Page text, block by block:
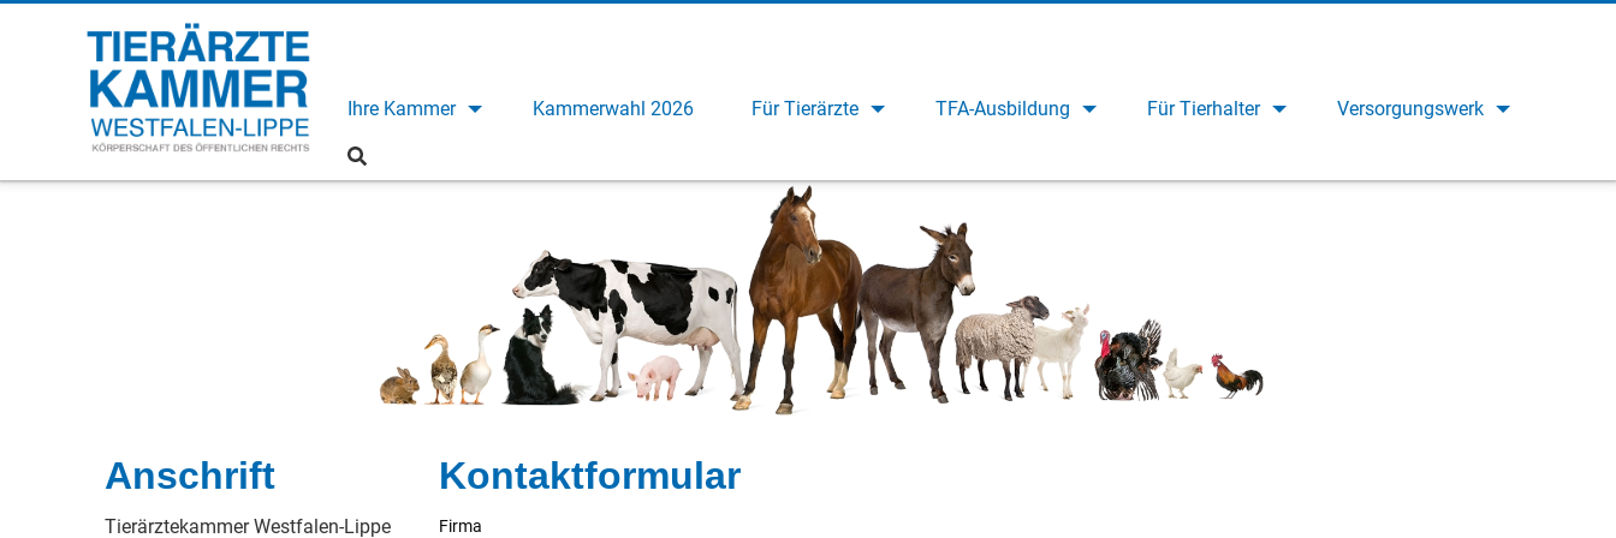
Ihre Kammer Kammerwahl 2026 Für Tierärzte TFA-Ausbildung Für Tierhalter Versorgungswerk
Anschrift
Tierärztekammer Westfalen-Lippe
Kontaktformular
Firma